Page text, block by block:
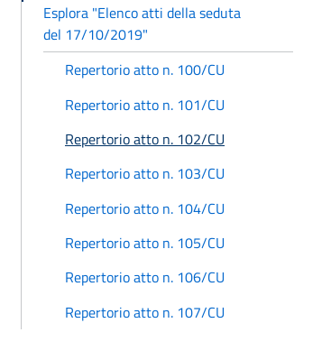
Esplora "Elenco atti della seduta
del 17/10/2019"
Repertorio atto n. 100/CU
Repertorio atto n. 101/CU
Repertorio atto n. 102/CU
Repertorio atto n. 103/CU
Repertorio atto n. 104/CU
Repertorio atto n. 105/CU
Repertorio atto n. 106/CU
Repertorio atto n. 107/CU